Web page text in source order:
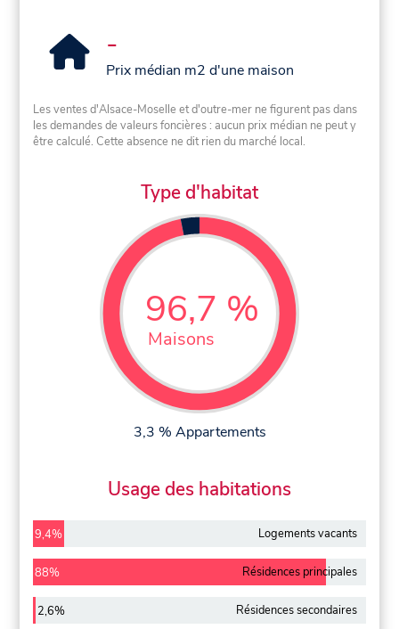
-
Prix médian m2 d'une maison
Les ventes d'Alsace-Moselle et d'outre-mer ne figurent pas dans
les demandes de valeurs foncières : aucun prix médian ne peut y
être calculé. Cette absence ne dit rien du marché local.
Type d'habitat
96,7 %
Maisons
3,3 % Appartements
Usage des habitations
9,4% Logements vacants
88% Résidences principales
2,6% Résidences secondaires